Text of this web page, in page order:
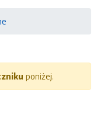
poniżej.